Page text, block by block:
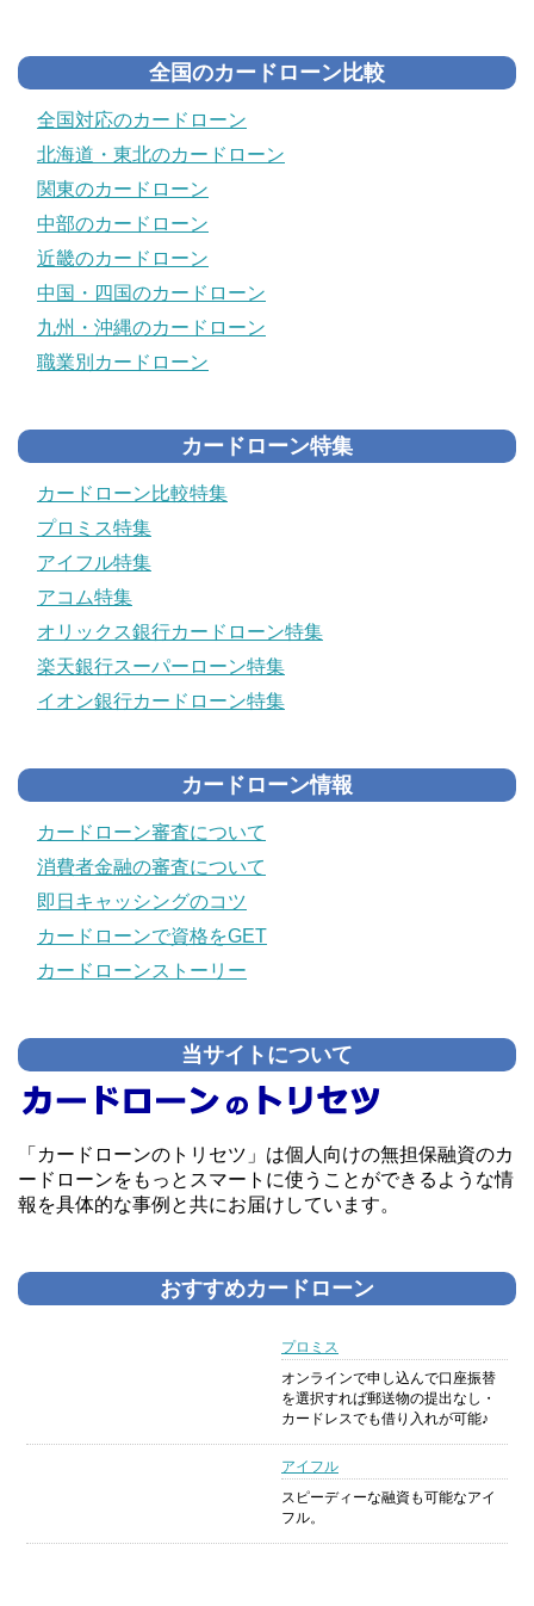
全国のカードローン比較
全国対応のカードローン
北海道・東北のカードローン
関東のカードローン
中部のカードローン
近畿のカードローン
中国・四国のカードローン
九州・沖縄のカードローン
職業別カードローン
カードローン特集
カードローン比較特集
プロミス特集
アイフル特集
アコム特集
オリックス銀行カードローン特集
楽天銀行スーパーローン特集
イオン銀行カードローン特集
カードローン情報
カードローン審査について
消費者金融の審査について
即日キャッシングのコツ
カードローンで資格をGET
カードローンストーリー
当サイトについて
「カードローンのトリセツ」は個人向けの無担保融資のカ
ードローンをもっとスマートに使うことができるような情
報を具体的な事例と共にお届けしています。
おすすめカードローン
プロミス
オンラインで申し込んで口座振替
を選択すれば郵送物の提出なし・
カードレスでも借り入れが可能♪
アイフル
スピーディーな融資も可能なアイ
フル。